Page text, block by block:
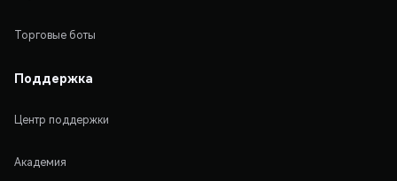
Торговые боты
Поддержка
Центр поддержки
Академия